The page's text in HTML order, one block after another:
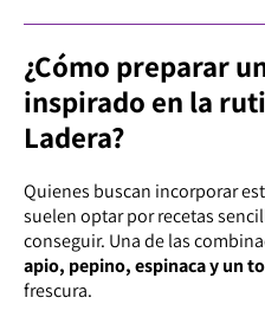
¿Cómo preparar
inspirado en la
Ladera?
Quienes buscan incorporar
suelen optar por recetas
conseguir. Una de las
apio, pepino, espinaca y un
frescura.